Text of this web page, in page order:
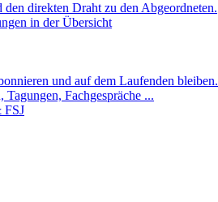
den direkten Draht zu den Abgeordneten.
in der Übersicht
und auf dem Laufenden bleiben.
Tagungen, Fachgespräche ...
FSJ